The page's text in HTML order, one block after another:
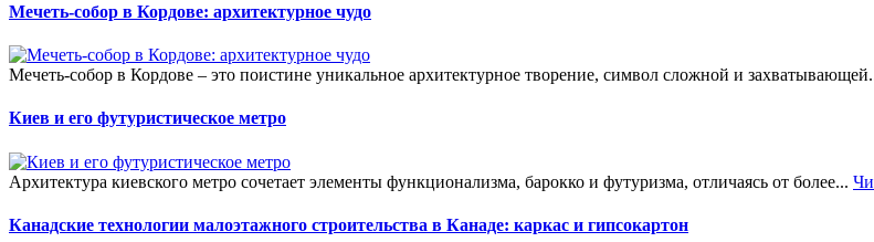
Мечеть-собор в Кордове: архитектурное чудо
Мечеть-собор в Кордове – это поистине уникальное архитектурное творение, символ сложной и
Киев и его футуристическое метро
Архитектура киевского метро сочетает элементы функционализма, барокко и футуризма, отличаясь от более...
Канадские технологии малоэтажного строительства в Канаде: каркас и гипсокартон